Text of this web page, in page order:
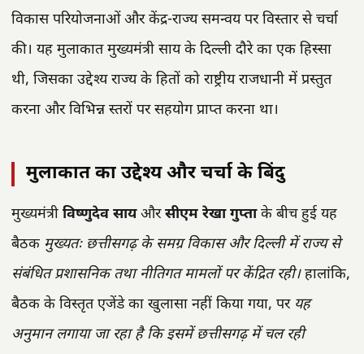
विकास परियोजनाओं और केंद्र-राज्य समन्वय पर विस्तार से चर्चा
की। यह मुलाकात मुख्यमंत्री साय के दिल्ली दौरे का एक हिस्सा
थी, जिसका उद्देश्य राज्य के हितों को राष्ट्रीय राजधानी में प्रस्तुत
करना और विभिन्न स्तरों पर सहयोग प्राप्त करना था।
मुलाकात का उद्देश्य और चर्चा के बिंदु
मुख्यमंत्री विष्णुदेव सायऔरसीएम रेखा गुप्ताके बीच हुई यह
बैठक मुख्यतः छत्तीसगढ़ के समग्र विकास और दिल्ली में राज्य से
संबंधित प्रशासनिक तथा नीतिगत मामलों पर केंद्रित रही।हालांकि,
बैठक के विस्तृत एजेंडे का खुलासा नहीं किया गया, पर यह
अनुमान लगाया जा रहा है कि इसमें छत्तीसगढ़ में चल रही